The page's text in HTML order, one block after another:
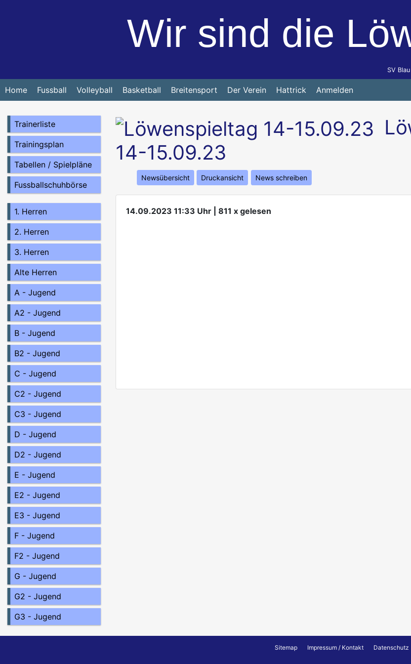
Wir sind die
SV
Home Fussball Volleyball Basketball Breitensport Der Verein Hattrick Anmelden
Trainerliste
Trainingsplan
Tabellen / Spielpläne
Fussballschuhbörse
1. Herren
2. Herren
3. Herren
Alte Herren
A - Jugend
A2 - Jugend
B - Jugend
B2 - Jugend
C - Jugend
C2 - Jugend
C3 - Jugend
D - Jugend
D2 - Jugend
E - Jugend
E2 - Jugend
E3 - Jugend
F - Jugend
F2 - Jugend
G - Jugend
G2 - Jugend
G3 - Jugend
14-15.09.23
Newsübersicht Druckansicht News schreiben
14.09.2023 11:33 Uhr | 811 x gelesen
Sitemap Impressum / Kontakt Datenschutz